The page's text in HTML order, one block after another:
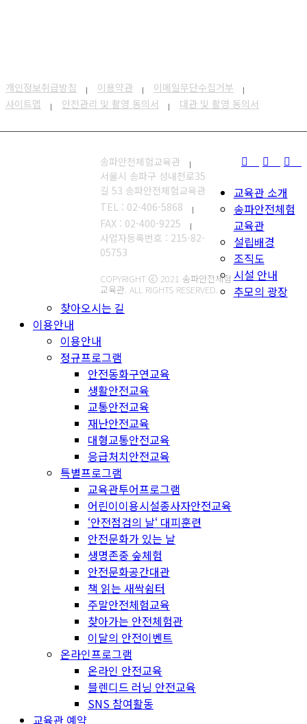
개인정보취급방침 이용약관
이메일무단수집거부
사이트맵
안전관리 및 촬영 동의서 대관 및 촬영 동의서
송파안전체험교육관
서울시 송파구 성내천로35
길 53 송파안전체험교육관
TEL : 02-406-5868
FAX : 02-400-9225
사업자등록번호 : 215-82-
05753
COPYRIGHT ⓒ 2021 송파안전체험
교육관. ALL RIGHTS RESERVED.
교육관 소개
송파안전체험
교육관
설립배경
조직도
시설 안내
추모의 광장
찾아오시는 길
이용안내
이용안내
정규프로그램
안전동화구연교육
생활안전교육
교통안전교육
재난안전교육
대형교통안전교육
응급처치안전교육
특별프로그램
교육관투어프로그램
어린이이용시설종사자안전교육
‘안전점검의 날‘ 대피훈련
안전문화가 있는 날
생명존중 숲체험
안전문화공간대관
책 읽는 새싹쉼터
주말안전체험교육
찾아가는 안전체험관
이달의 안전이벤트
온라인프로그램
온라인 안전교육
블렌디드 러닝 안전교육
SNS 참여활동
교육관 예약